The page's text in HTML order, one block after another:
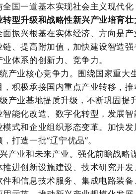
国一道基本实现社会主义现代
型升级和战略性新兴产业培育
振兴根基在实体经济、方向是
链、提高附加值，加快建设智造
体系的创新力、竞争力。
统产业核心竞争力。围绕国家重
积极承接国内重点产业转移，
产业基地提质升级，不断巩固
智能化改造、数字化转型，发展
式和企业组织形态变革。加快
打造一批“辽宁优品”。
兴产业和未来产业。强化前瞻战
进创新设施建设、技术研究开
和信息技术服务、集成电路装